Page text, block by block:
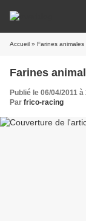
Accueil » Farines animales
Farines
Publié le 06/04/2011 à
Par frico-racing